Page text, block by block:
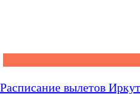
Расписание вылетов